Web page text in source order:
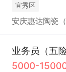
宜秀区
安庆惠达陶瓷（
业务员（五
5000-